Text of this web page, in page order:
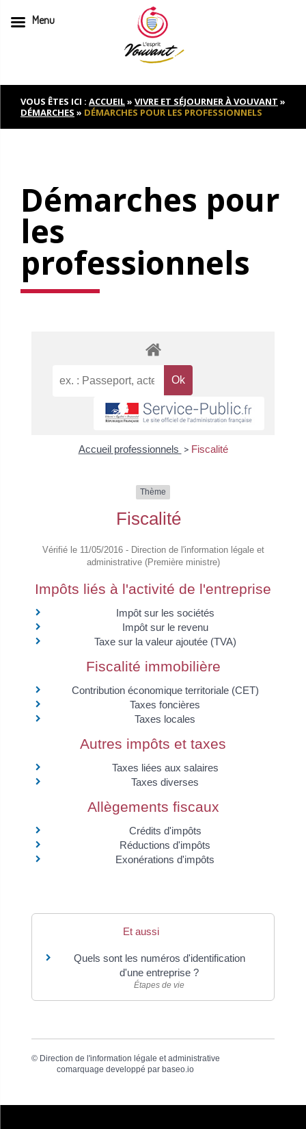
to
contentVOUS ÊTES ICI : ACCUEIL» VIVRE ET SÉJOURNER À VOUVANT »
DÉMARCHES » DÉMARCHES POUR LES PROFESSIONNELS
Démarches pour
les
professionnels
Accueil professionnels > Fiscalité
Thème
Fiscalité
Vérifié le 11/05/2016 - Direction de l'information légale et
administrative (Première ministre)
Impôts liés à l'activité de l'entreprise
Impôt sur les sociétés
Impôt sur le revenu
Taxe sur la valeur ajoutée (TVA)
Fiscalité immobilière
Contribution économique territoriale (CET)
Taxes foncières
Taxes locales
Autres impôts et taxes
Taxes liées aux salaires
Taxes diverses
Allègements fiscaux
Crédits d'impôts
Réductions d'impôts
Exonérations d'impôts
Et aussi
Quels sont les numéros d'identification
d'une entreprise ?
Étapes de vie
© Direction de l'information légale et administrative
comarquage developpé parbaseo.io
Menu